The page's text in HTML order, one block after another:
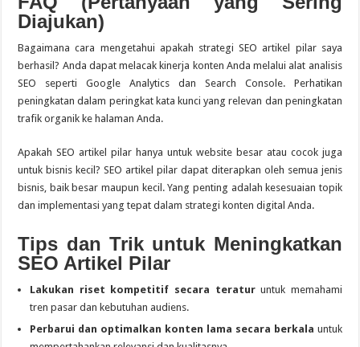
Diajukan)
Bagaimana cara mengetahui apakah strategi SEO artikel pilar saya
berhasil? Anda dapat melacak kinerja konten Anda melalui alat analisis
SEO seperti Google Analytics dan Search Console. Perhatikan
peningkatan dalam peringkat kata kunci yang relevan dan peningkatan
trafik organik ke halaman Anda.
Apakah SEO artikel pilar hanya untuk website besar atau cocok juga
untuk bisnis kecil? SEO artikel pilar dapat diterapkan oleh semua jenis
bisnis, baik besar maupun kecil. Yang penting adalah kesesuaian topik
dan implementasi yang tepat dalam strategi konten digital Anda.
Tips dan Trik untuk Meningkatkan
SEO Artikel Pilar
Lakukan riset kompetitif secara teraturuntuk memahami
tren pasar dan kebutuhan audiens.
Perbarui dan optimalkan konten lama secara berkala untuk